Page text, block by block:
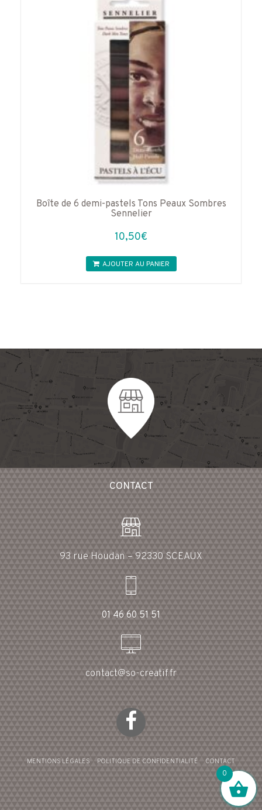
Boîte de 6 demi-pastels Tons Peaux Sombres
Sennelier
10,50€
AJOUTER AU PANIER
CONTACT
93 rue Houdan – 92330 SCEAUX
01 46 60 51 51
contact@so-creatif.fr
MENTIONS LÉGALES POLITIQUE DE CONFIDENTIALITÉ CONTACT
0